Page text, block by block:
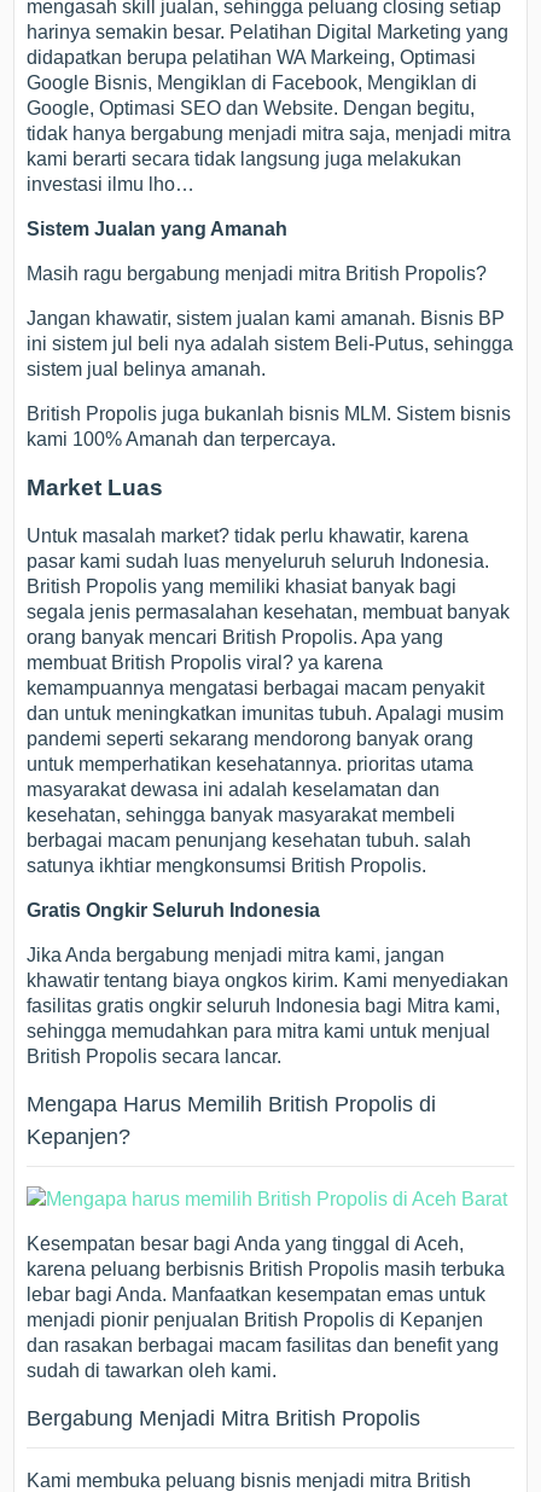
mengasah skill jualan, sehingga peluang closing setiap
harinya semakin besar. Pelatihan Digital Marketing yang
didapatkan berupa pelatihan WA Markeing, Optimasi
Google Bisnis, Mengiklan di Facebook, Mengiklan di
Google, Optimasi SEO dan Website. Dengan begitu,
tidak hanya bergabung menjadi mitra saja, menjadi mitra
kami berarti secara tidak langsung juga melakukan
investasi ilmu lho…
Sistem Jualan yang Amanah
Masih ragu bergabung menjadi mitra British Propolis?
Jangan khawatir, sistem jualan kami amanah. Bisnis BP
ini sistem jul beli nya adalah sistem Beli-Putus, sehingga
sistem jual belinya amanah.
British Propolis juga bukanlah bisnis MLM. Sistem bisnis
kami 100% Amanah dan terpercaya.
Market Luas
Untuk masalah market? tidak perlu khawatir, karena
pasar kami sudah luas menyeluruh seluruh Indonesia.
British Propolis yang memiliki khasiat banyak bagi
segala jenis permasalahan kesehatan, membuat banyak
orang banyak mencari British Propolis. Apa yang
membuat British Propolis viral? ya karena
kemampuannya mengatasi berbagai macam penyakit
dan untuk meningkatkan imunitas tubuh. Apalagi musim
pandemi seperti sekarang mendorong banyak orang
untuk memperhatikan kesehatannya. prioritas utama
masyarakat dewasa ini adalah keselamatan dan
kesehatan, sehingga banyak masyarakat membeli
berbagai macam penunjang kesehatan tubuh. salah
satunya ikhtiar mengkonsumsi British Propolis.
Gratis Ongkir Seluruh Indonesia
Jika Anda bergabung menjadi mitra kami, jangan
khawatir tentang biaya ongkos kirim. Kami menyediakan
fasilitas gratis ongkir seluruh Indonesia bagi Mitra kami,
sehingga memudahkan para mitra kami untuk menjual
British Propolis secara lancar.
Mengapa Harus Memilih British Propolis di
Kepanjen?
Kesempatan besar bagi Anda yang tinggal di Aceh,
karena peluang berbisnis British Propolis masih terbuka
lebar bagi Anda. Manfaatkan kesempatan emas untuk
menjadi pionir penjualan British Propolis di Kepanjen
dan rasakan berbagai macam fasilitas dan benefit yang
sudah di tawarkan oleh kami.
Bergabung Menjadi Mitra British Propolis
Kami membuka peluang bisnis menjadi mitra British